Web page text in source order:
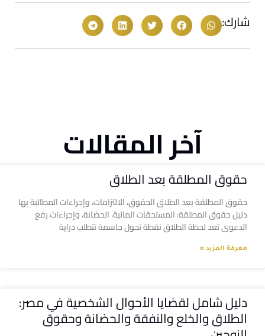
شارك:
آخر المقالات
حقوق المطلقة بعد الطلاق
حقوق المطلقة بعد الطلاق الحقوق، الالتزامات، وإجراءات المطالبة بها
دليل حقوق المطلقة: المستحقات المالية، الحضانة، وإجراءات رفع
الدعوى تعد لحظة الطلاق نقطة تحول حاسمة تتطلب دراية
معرفة المزيد »
دليل شامل لقضايا الأحوال الشخصية في مصر:
الطلاق والخلع والنفقة والحضانة وحقوق